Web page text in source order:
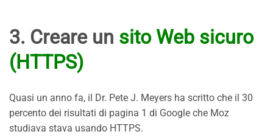
3. Creare un sito Web sicuro
(HTTPS)
Quasi un anno fa, il Dr. Pete J. Meyers ha scritto che il 30
percento dei risultati di pagina 1 di Google che Moz
studiava stava usando HTTPS.